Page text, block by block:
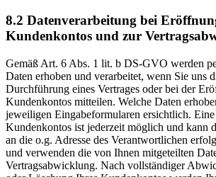
8.2 Datenverarbeitung bei
Kundenkontos und zur
Gemäß Art. 6 Abs. 1 lit. b DS-GVO werden
Daten erhoben und verarbeitet, wenn Sie uns
Durchführung eines Vertrages oder bei der
Kundenkontos mitteilen. Welche Daten
jeweiligen Eingabeformularen ersichtlich.
Kundenkontos ist jederzeit möglich und kann
an die o.g. Adresse des Verantwortlichen
und verwenden die von Ihnen mitgeteilten
Vertragsabwicklung. Nach vollständiger